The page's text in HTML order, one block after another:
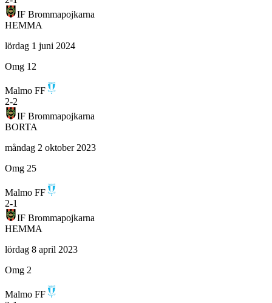
IF Brommapojkarna
HEMMA
lördag 1 juni 2024
Omg 12
Malmo FF
2-2
IF Brommapojkarna
BORTA
måndag 2 oktober 2023
Omg 25
Malmo FF
2-1
IF Brommapojkarna
HEMMA
lördag 8 april 2023
Omg 2
Malmo FF